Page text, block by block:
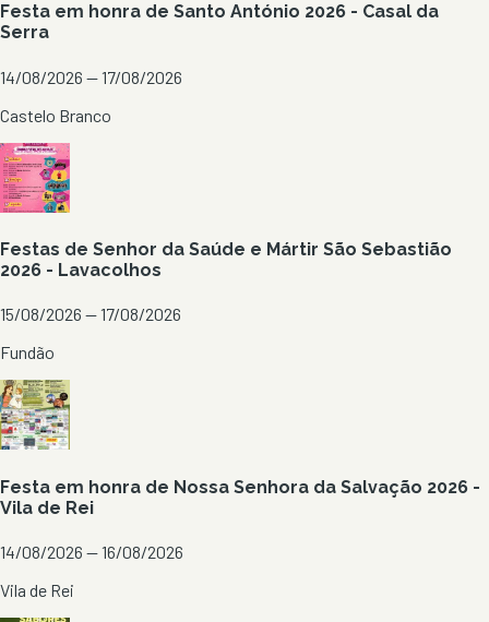
Festa em honra de Santo António 2026 - Casal da
Serra
14/08/2026 — 17/08/2026
Castelo Branco
Festas de Senhor da Saúde e Mártir São Sebastião
2026 - Lavacolhos
15/08/2026 — 17/08/2026
Fundão
Festa em honra de Nossa Senhora da Salvação 2026 -
Vila de Rei
14/08/2026 — 16/08/2026
Vila de Rei